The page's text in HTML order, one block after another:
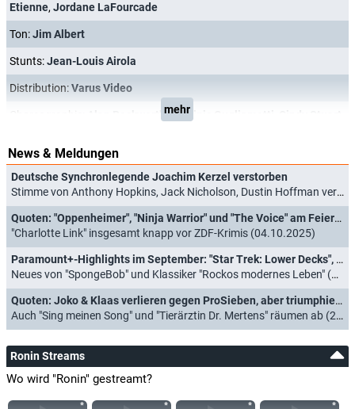
Etienne, Jordane LaFourcade
Ton:Jim Albert
Stunts:Jean-Louis Airola
Distribution:Varus Video
Alan Beckworth,Dominic Gugliametti
mehr
News & Meldungen
Deutsche Synchronlegende Joachim Kerzel verstorben
Stimme von Anthony Hopkins, Jack Nicholson, Dustin Hoffman verstummt (23.07.2026)
Quoten: "Oppenheimer", "Ninja Warrior" und "The Voice" am Feiertag gleichauf
"Charlotte Link" insgesamt knapp vor ZDF-Krimis (04.10.2025)
Paramount+-Highlights im September: "Star Trek: Lower Decks", "Short Treks" und "Drag Race Germany"
Neues von "SpongeBob" und Klassiker "Rockos modernes Leben" (16.08.2023)
Quoten: Joko & Klaas verlieren gegen ProSieben, aber triumphieren bei Jüngeren
Auch "Sing meinen Song" und "Tierärztin Dr. Mertens" räumen ab (26.04.2023)
Ronin Streams
Wo wird "Ronin" gestreamt?